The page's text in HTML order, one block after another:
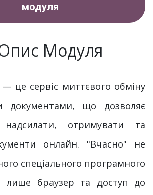
модуля
Модуля
— це сервіс миттєвого обміну
документами, що дозволяє
надсилати, отримувати та
онлайн. "Вчасно" не
спеціального програмного
лише браузер та доступ до